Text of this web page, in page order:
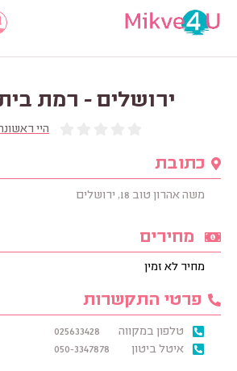
ירושלים - רמת
היי
כתובת
משה אהרון טוב 18, ירושלים
מחירים
מחיר לא זמין
פרטי התקשרות
טלפון במקווה
025633428
איטל ביטון
050-3347878